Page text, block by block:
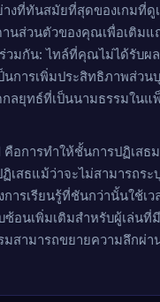
งที่ทันสมัยที่สุดของเกมที่ดู
นส่วนตัวของคุณเพื่อเติม
วมกัน: ไทล์ที่คุณไม่ได้รับ
นการเพิ่มประสิทธิภาพส่ว
ยุทธ์ที่เป็นนามธรรมในแ
อการทำให้ชั้นการปฏิเสธ
เสธแม้ว่าจะไม่สามารถ
ารเรียนรู้ที่ชันกว่านั้นใช้เ
อนเพิ่มเติมสำหรับผู้เล่น
มสามารถขยายความลึกผ่